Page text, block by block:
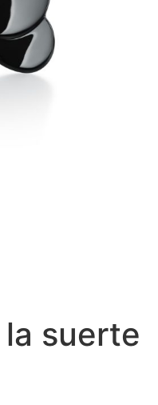
suerte